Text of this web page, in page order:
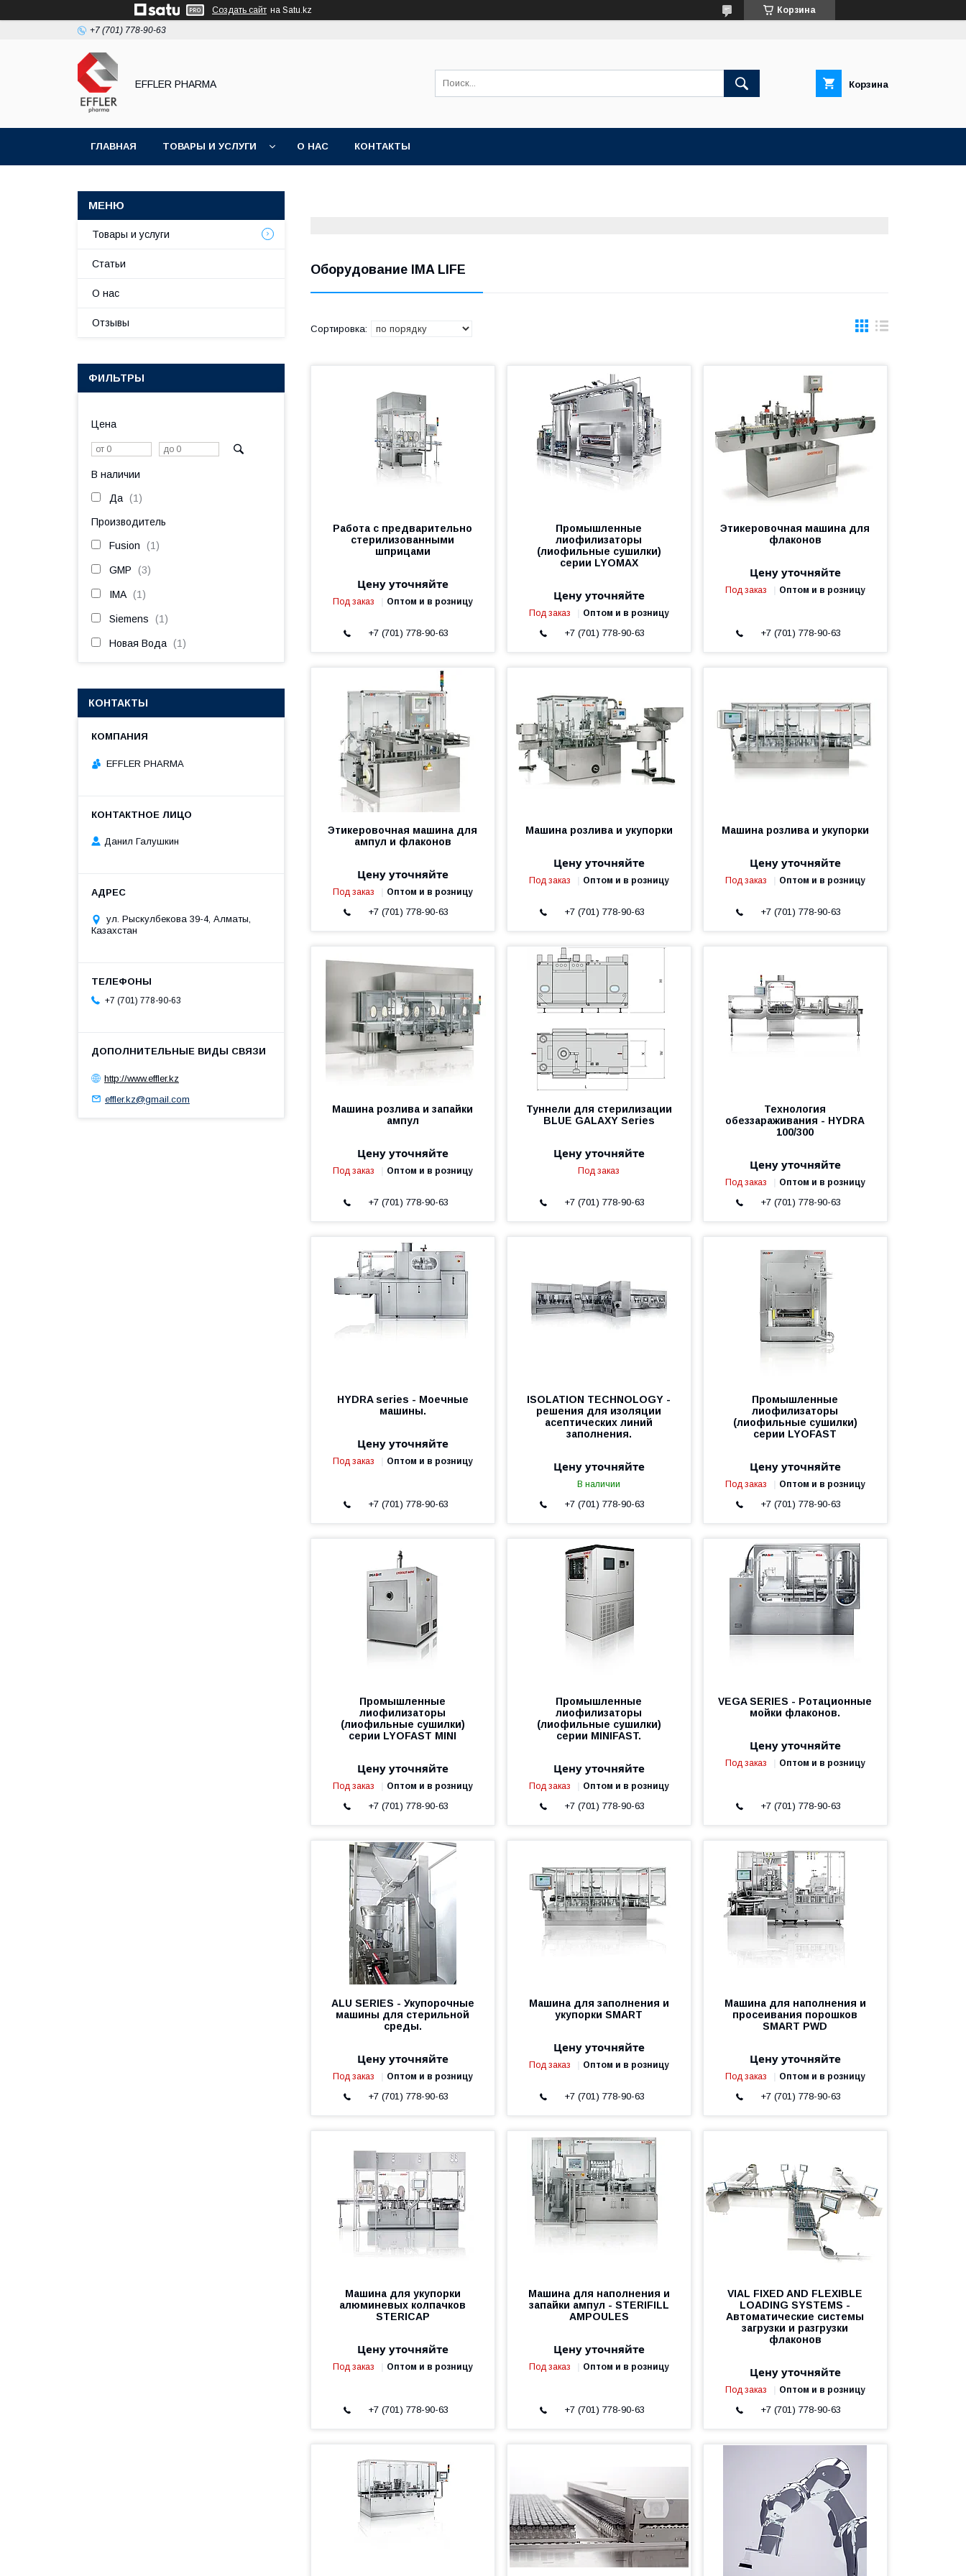
Создать сайт на Satu.kz Корзина
+7 (701) 778-90-63
EFFLER PHARMA Корзина
ГЛАВНАЯ ТОВАРЫ И УСЛУГИ О НАС КОНТАКТЫ
Оборудование IMA LIFE
Работа с предварительно
стерилизованными
шприцами
Цену уточняйте
Под заказ Оптом и в розницу
+7 (701) 778-90-63
Промышленные
лиофилизаторы
(лиофильные сушилки)
серии LYOMAX
Цену уточняйте
Под заказ Оптом и в розницу
+7 (701) 778-90-63
Этикеровочная машина для
флаконов
Цену уточняйте
Под заказ Оптом и в розницу
+7 (701) 778-90-63
Этикеровочная машина для
ампул и флаконов
Цену уточняйте
Под заказ Оптом и в розницу
+7 (701) 778-90-63
Машина розлива и укупорки
Цену уточняйте
Под заказ Оптом и в розницу
+7 (701) 778-90-63
Машина розлива и укупорки
Цену уточняйте
Под заказ Оптом и в розницу
+7 (701) 778-90-63
Машина розлива и запайки
ампул
Цену уточняйте
Под заказ Оптом и в розницу
+7 (701) 778-90-63
Туннели для стерилизации
BLUE GALAXY Series
Цену уточняйте
Под заказ
+7 (701) 778-90-63
Технология
обеззараживания - HYDRA
100/300
Цену уточняйте
Под заказ Оптом и в розницу
+7 (701) 778-90-63
HYDRA series - Моечные
машины.
Цену уточняйте
Под заказ Оптом и в розницу
+7 (701) 778-90-63
ISOLATION TECHNOLOGY -
решения для изоляции
асептических линий
заполнения.
Цену уточняйте
В наличии
+7 (701) 778-90-63
Промышленные
лиофилизаторы
(лиофильные сушилки)
серии LYOFAST
Цену уточняйте
Под заказ Оптом и в розницу
+7 (701) 778-90-63
Промышленные
лиофилизаторы
(лиофильные сушилки)
серии LYOFAST MINI
Цену уточняйте
Под заказ Оптом и в розницу
+7 (701) 778-90-63
Промышленные
лиофилизаторы
(лиофильные сушилки)
серии MINIFAST.
Цену уточняйте
Под заказ Оптом и в розницу
+7 (701) 778-90-63
VEGA SERIES - Ротационные
мойки флаконов.
Цену уточняйте
Под заказ Оптом и в розницу
+7 (701) 778-90-63
ALU SERIES - Укупорочные
машины для стерильной
среды.
Цену уточняйте
Под заказ Оптом и в розницу
+7 (701) 778-90-63
Машина для заполнения и
укупорки SMART
Цену уточняйте
Под заказ Оптом и в розницу
+7 (701) 778-90-63
Машина для наполнения и
просеивания порошков
SMART PWD
Цену уточняйте
Под заказ Оптом и в розницу
+7 (701) 778-90-63
Машина для укупорки
алюминевых колпачков
STERICAP
Цену уточняйте
Под заказ Оптом и в розницу
+7 (701) 778-90-63
Машина для наполнения и
запайки ампул - STERIFILL
AMPOULES
Цену уточняйте
Под заказ Оптом и в розницу
+7 (701) 778-90-63
VIAL FIXED AND FLEXIBLE
LOADING SYSTEMS -
Автоматические системы
загрузки и разгрузки
флаконов
Цену уточняйте
Под заказ Оптом и в розницу
+7 (701) 778-90-63
Товары и услуги
Статьи
О нас
Отзывы
ФИЛЬТРЫ
Цена
В наличии
Да 1
Производитель
Fusion 1
GMP 3
IMA 1
Siemens 1
Новая Вода 1
КОНТАКТЫ
EFFLER PHARMA
Данил Галушкин
ул. Рыскулбекова 39-4, Алматы,
Казахстан
+7 (701) 778-90-63
http://www.effler.kz
effler.kz@gmail.com